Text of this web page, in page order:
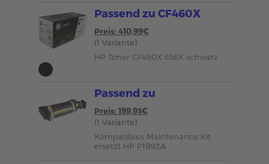
Passend zu CF460X
Preis: 410,99€
(1 Variante)
HP Toner CF460X 656X schwarz
Passend zu
Preis: 199,93€
(1 Variante)
Kompatibles Maintenance Kit
ersetzt HP P1B92A